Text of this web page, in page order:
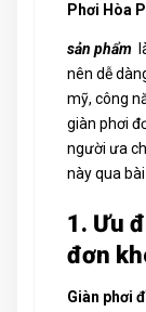
Phơi Hòa
sản phẩm
nên dễ
mỹ, công
giàn phơi
người ưa
này qua
1. Ưu
đơn
Giàn phơi